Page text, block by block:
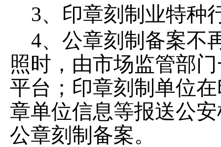
3、印章刻制业特种
4、公章刻制备案不
照时，由市场监管部
平台；印章刻制单位
章单位信息等报送公
公章刻制备案。